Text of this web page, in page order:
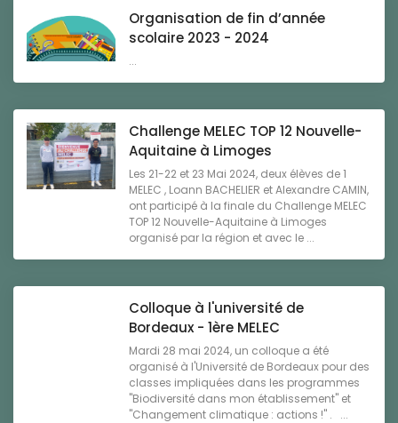
Organisation de fin d’année
scolaire 2023 - 2024
...
Challenge MELEC TOP 12 Nouvelle-
Aquitaine à Limoges
Les 21-22 et 23 Mai 2024, deux élèves de 1
MELEC , Loann BACHELIER et Alexandre CAMIN,
ont participé à la finale du Challenge MELEC
TOP 12 Nouvelle-Aquitaine à Limoges
organisé par la région et avec le ...
Colloque à l'université de
Bordeaux - 1ère MELEC
Mardi 28 mai 2024, un colloque a été
organisé à l'Université de Bordeaux pour des
classes impliquées dans les programmes
"Biodiversité dans mon établissement" et
"Changement climatique : actions !" . ...